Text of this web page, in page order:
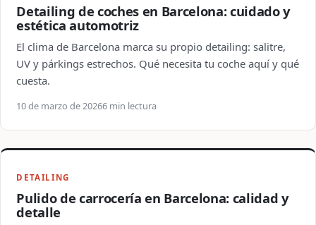
Detailing de coches en Barcelona: cuidado y
estética automotriz
El clima de Barcelona marca su propio detailing: salitre,
UV y párkings estrechos. Qué necesita tu coche aquí y qué
cuesta.
10 de marzo de 20266 min lectura
DETAILING
Pulido de carrocería en Barcelona: calidad y
detalle